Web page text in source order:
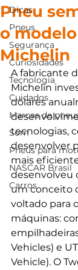
Dicas
Pneus
Segurança
Curiosidades
Tecnologia
Cuidados
Marcas de
Som
Pneus para
NASCAR Brasil
Carros
Pneu
o
Michelin
A fabricante
Michelin
dólares
tecnologias,
desenvolver
mais
desenvolveu
um conceito
voltado para
máquinas:
Vehicles) e
Vehicle). O